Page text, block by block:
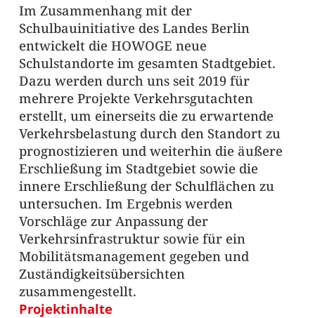
Im Zusammenhang mit der
Schulbauinitiative des Landes Berlin
entwickelt die HOWOGE neue
Schulstandorte im gesamten Stadtgebiet.
Dazu werden durch uns seit 2019 für
mehrere Projekte Verkehrsgutachten
erstellt, um einerseits die zu erwartende
Verkehrsbelastung durch den Standort zu
prognostizieren und weiterhin die äußere
Erschließung im Stadtgebiet sowie die
innere Erschließung der Schulflächen zu
untersuchen. Im Ergebnis werden
Vorschläge zur Anpassung der
Verkehrsinfrastruktur sowie für ein
Mobilitätsmanagement gegeben und
Zuständigkeitsübersichten
zusammengestellt.
Projektinhalte